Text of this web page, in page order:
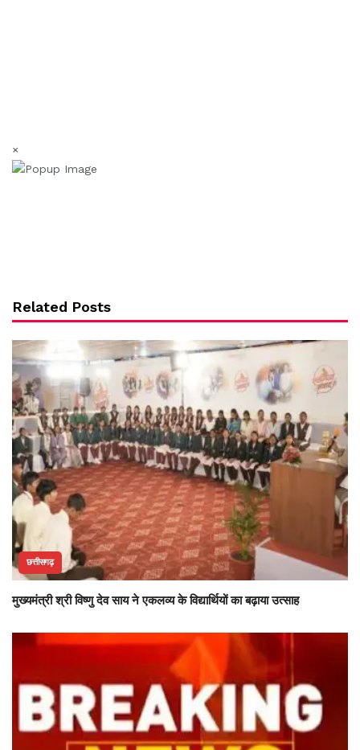
×
Related Posts
छत्तीसगढ़
मुख्यमंत्री श्री विष्णु देव साय ने एकलव्य के विद्यार्थियों का बढ़ाया उत्साह